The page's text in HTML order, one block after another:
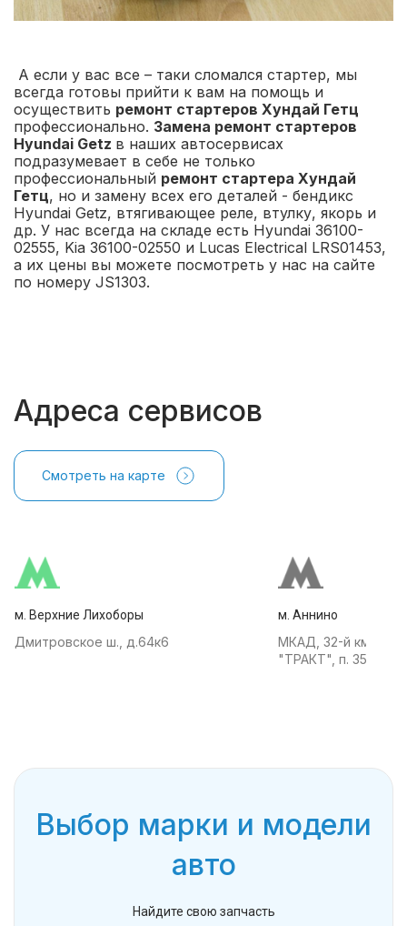
А если у вас все – таки сломался стартер, мы
всегда готовы прийти к вам на помощь и
осуществить ремонт стартеров Хундай Гетц
профессионально. Замена ремонт стартеров
Hyundai Getz в наших автосервисах
подразумевает в себе не только
профессиональный ремонт стартера Хундай
Гетц, но и замену всех его деталей - бендикс
Hyundai Getz, втягивающее реле, втулку, якорь и
др. У нас всегда на складе есть Hyundai 36100-
02555, Kia 36100-02550 и Lucas Electrical LRS01453,
а их цены вы можете посмотреть у нас на сайте
по номеру JS1303.
Адреса сервисов
Смотреть на карте
м. Верхние Лихоборы
Дмитровское ш., д.64к6
м. Аннино
МКАД, 32-й км, АТК
"ТРАКТ", п. 35
Выбор марки и модели
авто
Найдите свою запчасть